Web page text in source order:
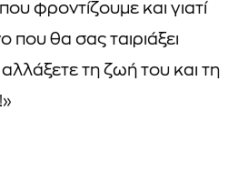
φροντίζουμε και γιατί
που θα σας ταιριάξει
τη ζωή του και τη